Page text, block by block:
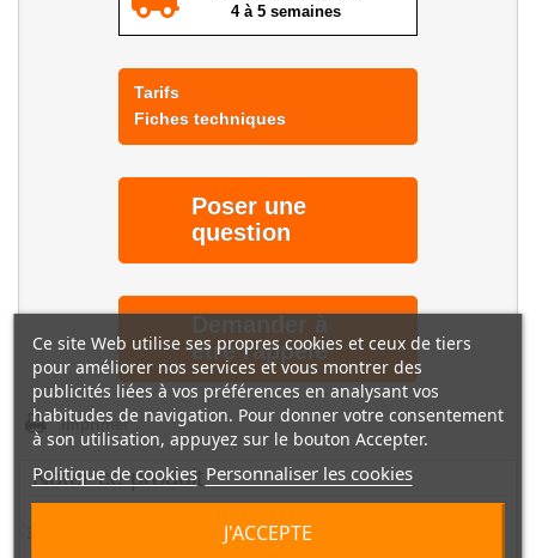
4 à 5 semaines
Tarifs
Fiches techniques
Poser une
question
Demander à
être rappelé
Imprimer
Noter ce produit
3
Ce site Web utilise ses propres cookies et ceux de tiers
pour améliorer nos services et vous montrer des
publicités liées à vos préférences en analysant vos
habitudes de navigation. Pour donner votre consentement
à son utilisation, appuyez sur le bouton Accepter.
Politique de cookies Personnaliser les cookies
J'ACCEPTE